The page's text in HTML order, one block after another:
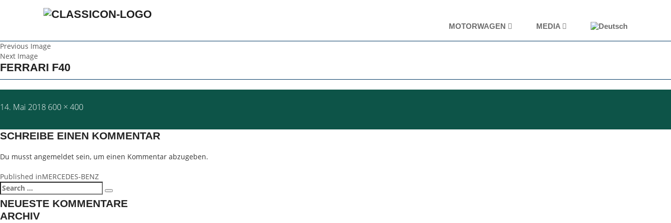
MOTORWAGEN MEDIA
Previous Image
Next Image
FERRARI F40
Posted
14. Mai 2018 Full
600 × 400
SCHREIBE EINEN KOMMENTAR
Du musst angemeldet sein, um einen Kommentar abzugeben.
BEITRAGSNAVIGATION
Published inMERCEDES-BENZ
Search
for:
Search
NEUESTE KOMMENTARE
ARCHIV